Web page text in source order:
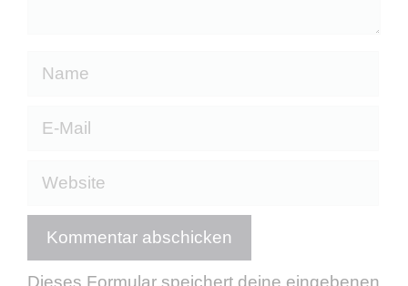
Website
Dieses Formular speichert deine eingebenen